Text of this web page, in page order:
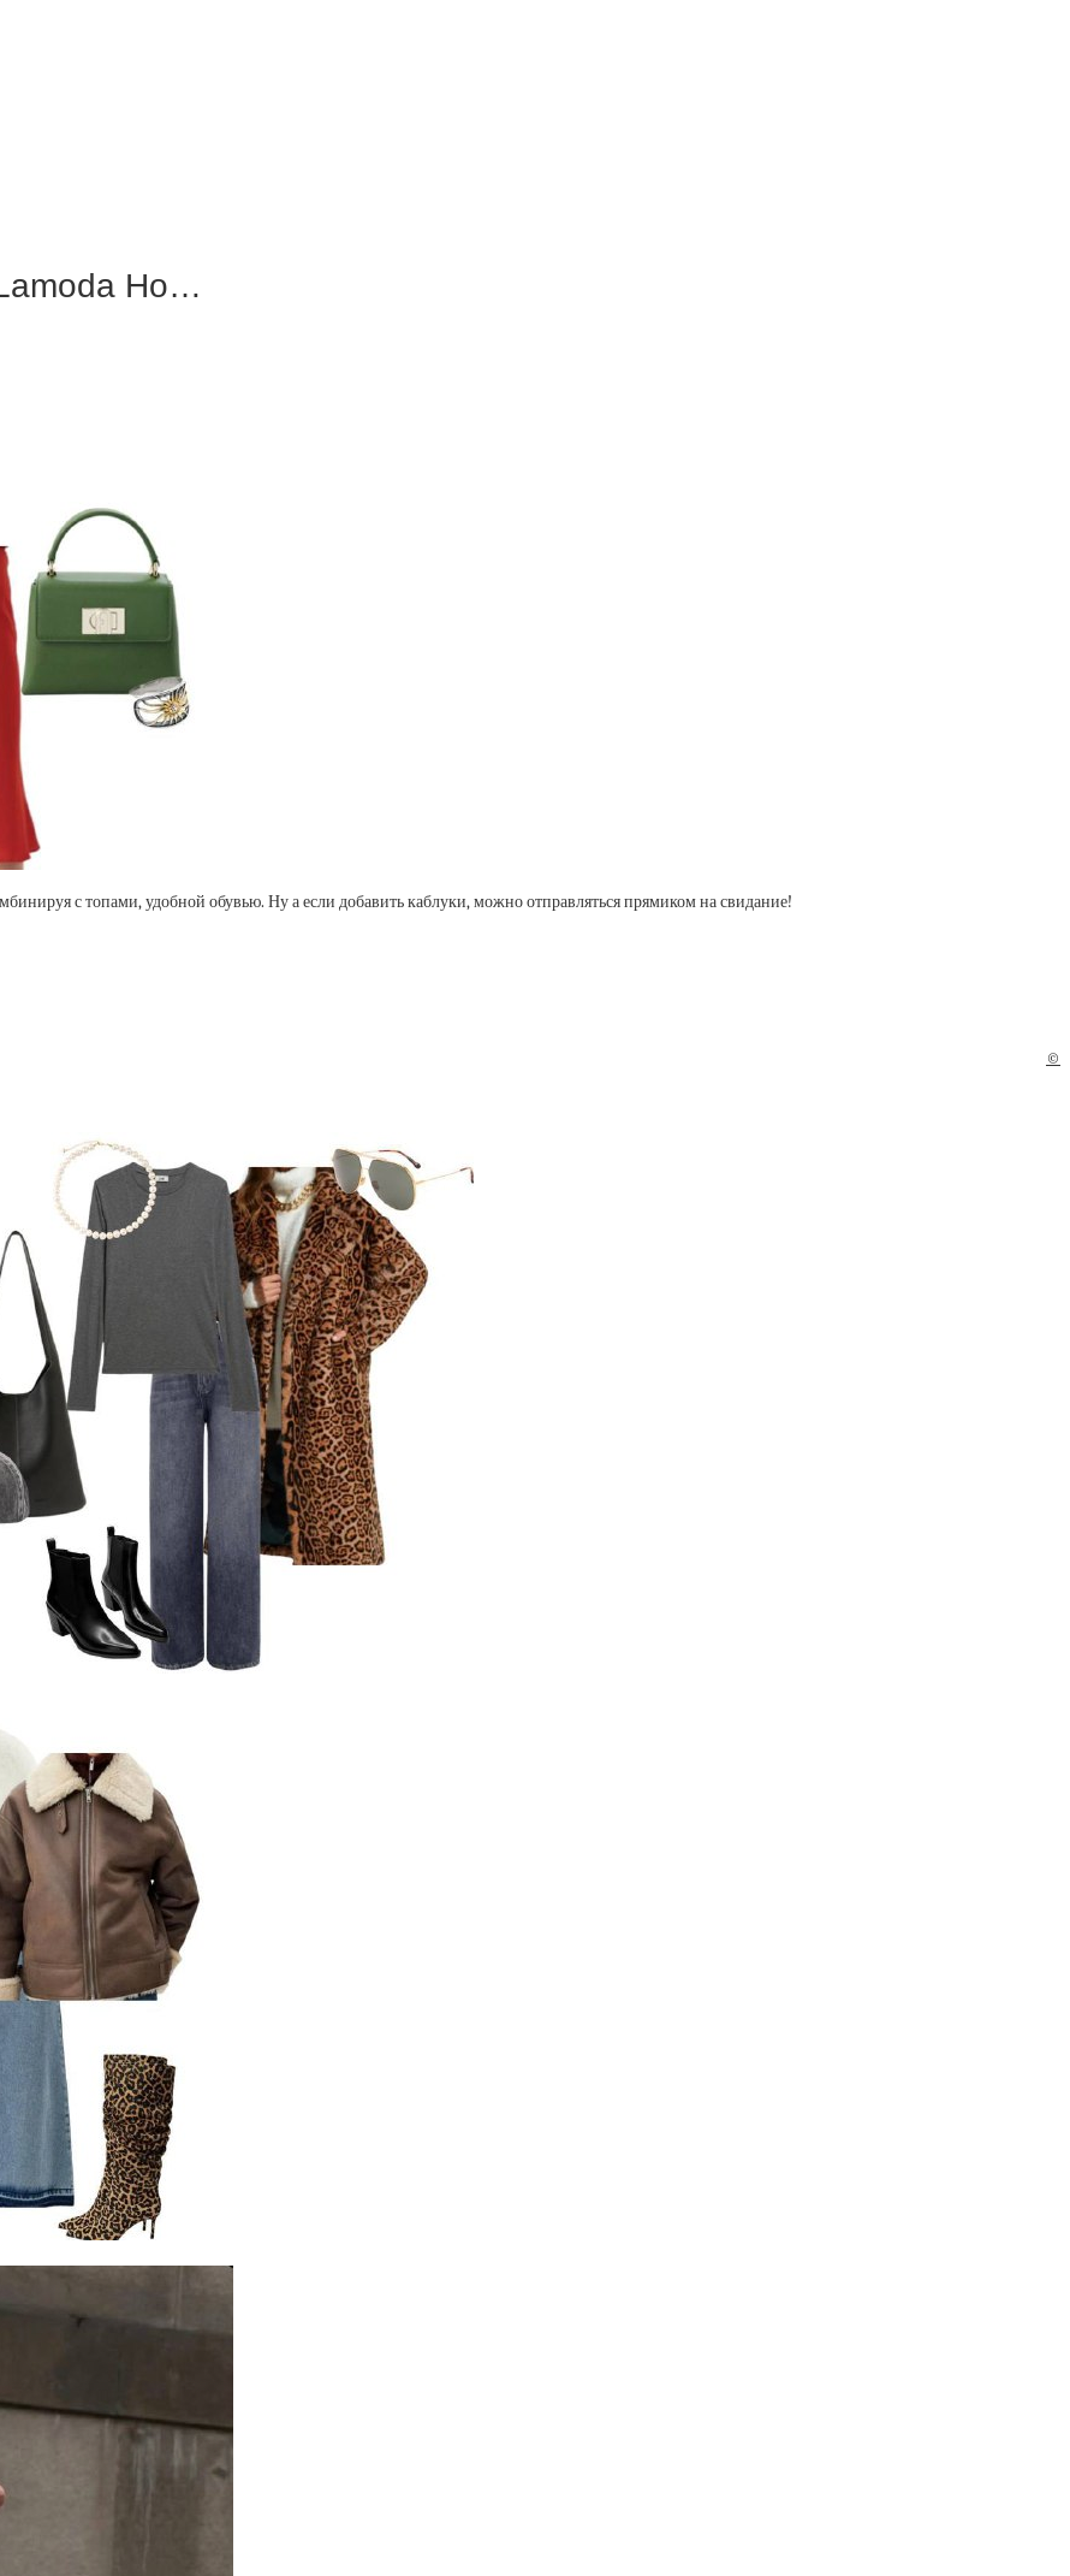
Но…
с топами, удобной обувью. Ну а если добавить каблуки, можно отправляться прямиком на свидание!
©